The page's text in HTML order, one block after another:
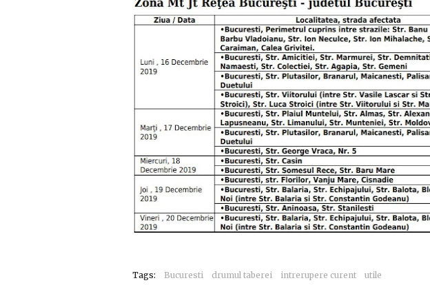
Tags: Bucuresti drumul taberei intrerupere curent utile